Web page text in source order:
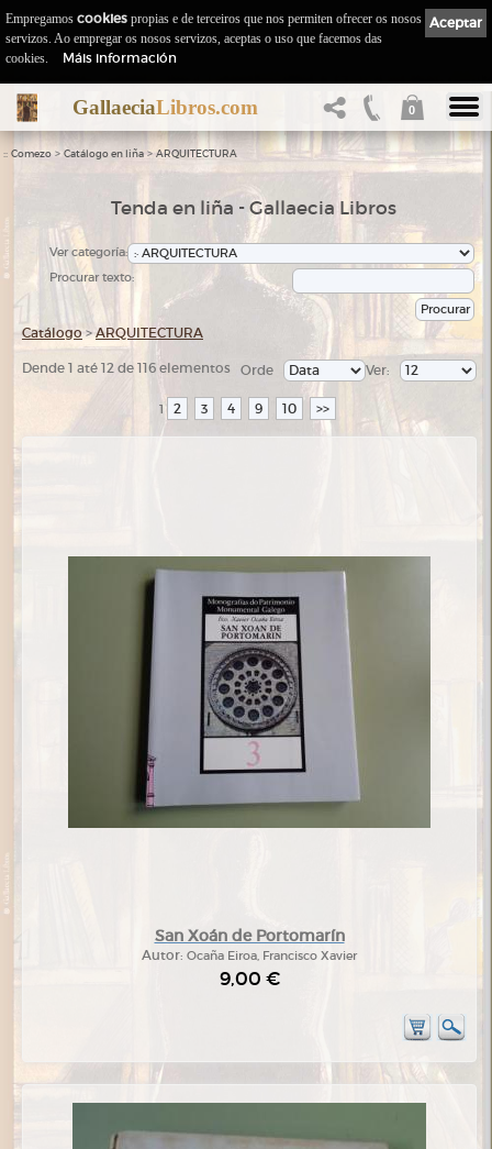
GallaeciaLibros.com 0
:: Comezo > Catálogo en liña > ARQUITECTURA
Tenda en liña - Gallaecia Libros
Ver categoría:
Procurar texto:
Catálogo >ARQUITECTURA
Dende 1 até 12 de 116 elementos Ver:
Orde
1 2 3 4 9 10 >>
San Xoán de Portomarín
Autor: Ocaña Eiroa, Francisco Xavier
9,00 €
Aceptar
Empregamos cookies propias e de terceiros que nos permiten ofrecer os nosos
servizos. Ao empregar os nosos servizos, aceptas o uso que facemos das
cookies.
Máis información